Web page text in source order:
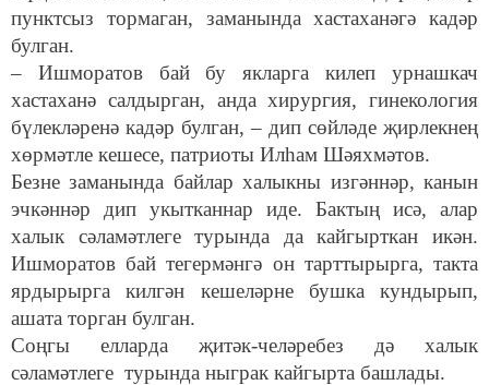
пунктсыз тормаган, заманында хастаханәгә кадәр
булган.
– Ишморатов бай бу якларга килеп урнашкач
хастаханә салдырган, анда хирургия, гинекология
бүлекләренә кадәр булган, – дип сөйләде җирлекнең
хөрмәтле кешесе, патриоты Илһам Шәяхмәтов.
Безне заманында байлар халыкны изгәннәр, канын
эчкәннәр дип укытканнар иде. Бактың исә, алар
халык сәламәтлеге турында да кайгырткан икән.
Ишморатов бай тегермәнгә он тарттырырга, такта
ярдырырга килгән кешеләрне бушка кундырып,
ашата торган булган.
Соңгы елларда җитәк-челәребез дә халык
сәламәтлеге турында ныграк кайгырта башлады.